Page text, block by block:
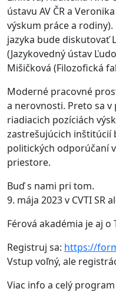
ústavu AV ČR a
výskum práce a
jazyka bude diskutovať
(Jazykovedný ústav
Mišičková (Filozofická
Moderné pracovné
a nerovnosti. Preto sa
riadiacich pozíciách
zastrešujúcich inštitúcií
politických odporúčaní
priestore.
Buď s nami pri tom.
9. mája 2023 v CVTI SR
Férová akadémia je aj o
Registruj sa: https://
Vstup voľný, ale
Viac info a celý